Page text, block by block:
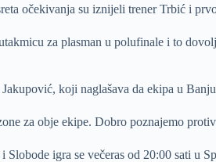
očekivanja su iznijeli trener Trbić i
za plasman u polufinale i to
koji naglašava da ekipa u
za obje ekipe. Dobro poznajemo
i Slobode igra se večeras od 20:00 sati u